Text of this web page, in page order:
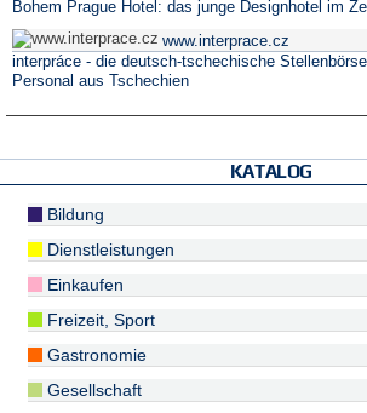
Bohem Prague Hotel: das junge Designhotel im
www.interprace.cz
interpráce - die deutsch-tschechische
Personal aus Tschechien
KATALOG
Bildung
Dienstleistungen
Einkaufen
Freizeit, Sport
Gastronomie
Gesellschaft